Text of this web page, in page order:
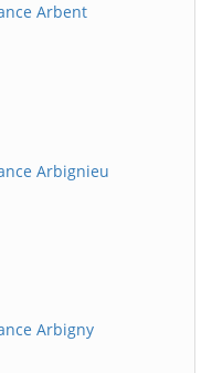
Arbent
Arbignieu
Arbigny